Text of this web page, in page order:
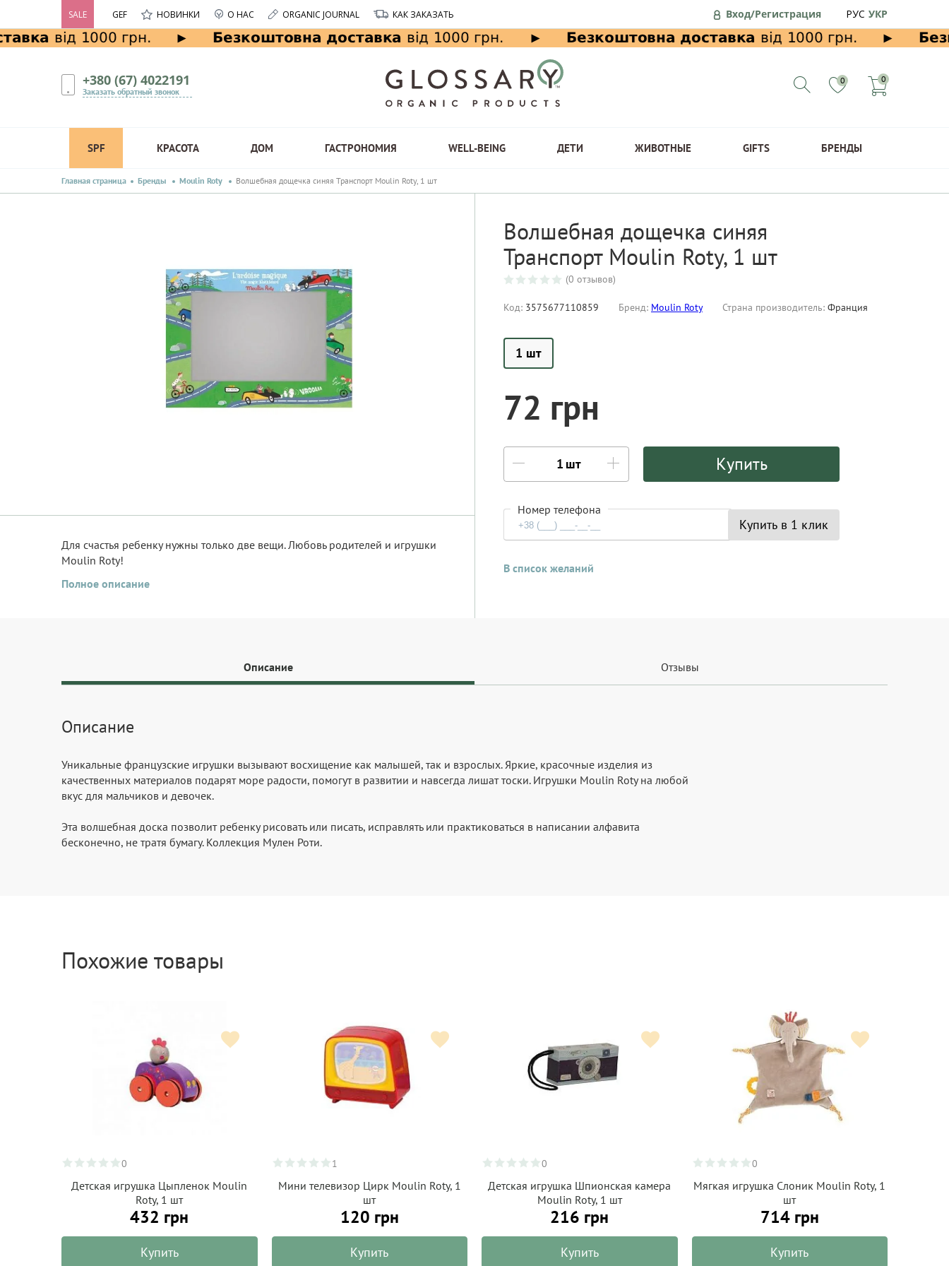
SALE GEF НОВИНКИ О НАС ORGANIC JOURNAL КАК ЗАКАЗАТЬ Вход/Регистрация РУС УКР
+380 (67) 4022191
Заказать обратный звонок
0 0
SPF КРАСОТА ДОМ ГАСТРОНОМИЯ WELL-BEING ДЕТИ ЖИВОТНЫЕ GIFTS БРЕНДЫ
Главная страница Бренды Moulin Roty Волшебная дощечка синяя Транспорт Moulin Roty, 1 шт
Для счастья ребенку нужны только две вещи. Любовь родителей и игрушки
Moulin Roty!
Полное описание
Волшебная дощечка синяя
Транспорт Moulin Roty, 1 шт
(0 отзывов)
Код: 3575677110859 Бренд: Moulin Roty Страна производитель: Франция
1 шт
72 грн
шт Купить
Номер телефона
Купить в 1 клик
В список желаний
Описание Отзывы
Описание
Уникальные французские игрушки вызывают восхищение как малышей, так и взрослых. Яркие, красочные изделия из
качественных материалов подарят море радости, помогут в развитии и навсегда лишат тоски. Игрушки Moulin Roty на любой
вкус для мальчиков и девочек.
Эта волшебная доска позволит ребенку рисовать или писать, исправлять или практиковаться в написании алфавита
бесконечно, не тратя бумагу. Коллекция Мулен Роти.
Похожие товары
0
Детская игрушка Цыпленок Moulin
Roty, 1 шт
432 грн
Купить
1
Мини телевизор Цирк Moulin Roty, 1
шт
120 грн
Купить
0
Детская игрушка Шпионская камера
Moulin Roty, 1 шт
216 грн
Купить
0
Мягкая игрушка Слоник Moulin Roty, 1
шт
714 грн
Купить